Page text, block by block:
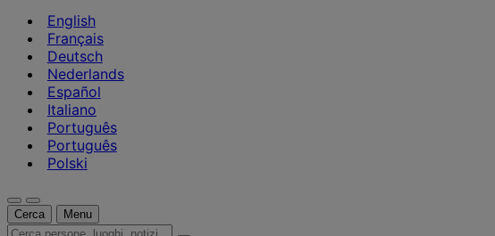
English
Français
Deutsch
Nederlands
Español
Italiano
Português
Português
Polski
Cerca Menu
Cerca